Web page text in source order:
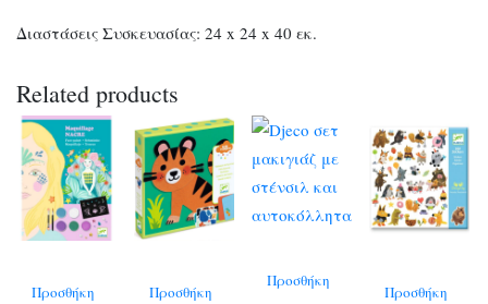
Διαστάσεις Συσκευασίας: 24 x 24 x 40 εκ.
Related products
Προσθήκη Προσθήκη
Προσθήκη
Προσθήκη